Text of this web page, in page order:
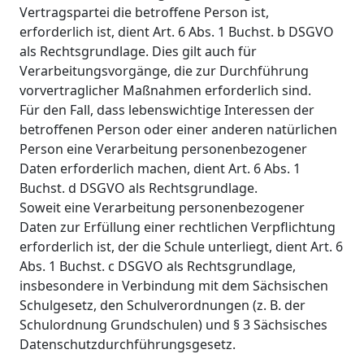
Vertragspartei die betroffene Person ist,
erforderlich ist, dient Art. 6 Abs. 1 Buchst. b DSGVO
als Rechtsgrundlage. Dies gilt auch für
Verarbeitungsvorgänge, die zur Durchführung
vorvertraglicher Maßnahmen erforderlich sind.
Für den Fall, dass lebenswichtige Interessen der
betroffenen Person oder einer anderen natürlichen
Person eine Verarbeitung personenbezogener
Daten erforderlich machen, dient Art. 6 Abs. 1
Buchst. d DSGVO als Rechtsgrundlage.
Soweit eine Verarbeitung personenbezogener
Daten zur Erfüllung einer rechtlichen Verpflichtung
erforderlich ist, der die Schule unterliegt, dient Art. 6
Abs. 1 Buchst. c DSGVO als Rechtsgrundlage,
insbesondere in Verbindung mit dem Sächsischen
Schulgesetz, den Schulverordnungen (z. B. der
Schulordnung Grundschulen) und § 3 Sächsisches
Datenschutzdurchführungsgesetz.